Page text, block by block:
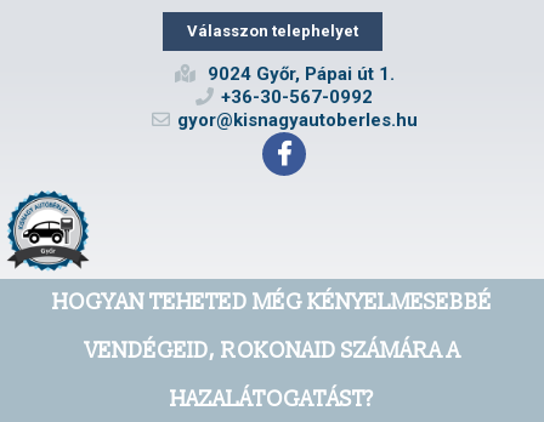
Válasszon telephelyet
9024 Győr, Pápai út 1.
+36-30-567-0992
gyor@kisnagyautoberles.hu
HOGYAN TEHETED MÉG KÉNYELMESEBBÉ
VENDÉGEID, ROKONAID SZÁMÁRA A
HAZALÁTOGATÁST?